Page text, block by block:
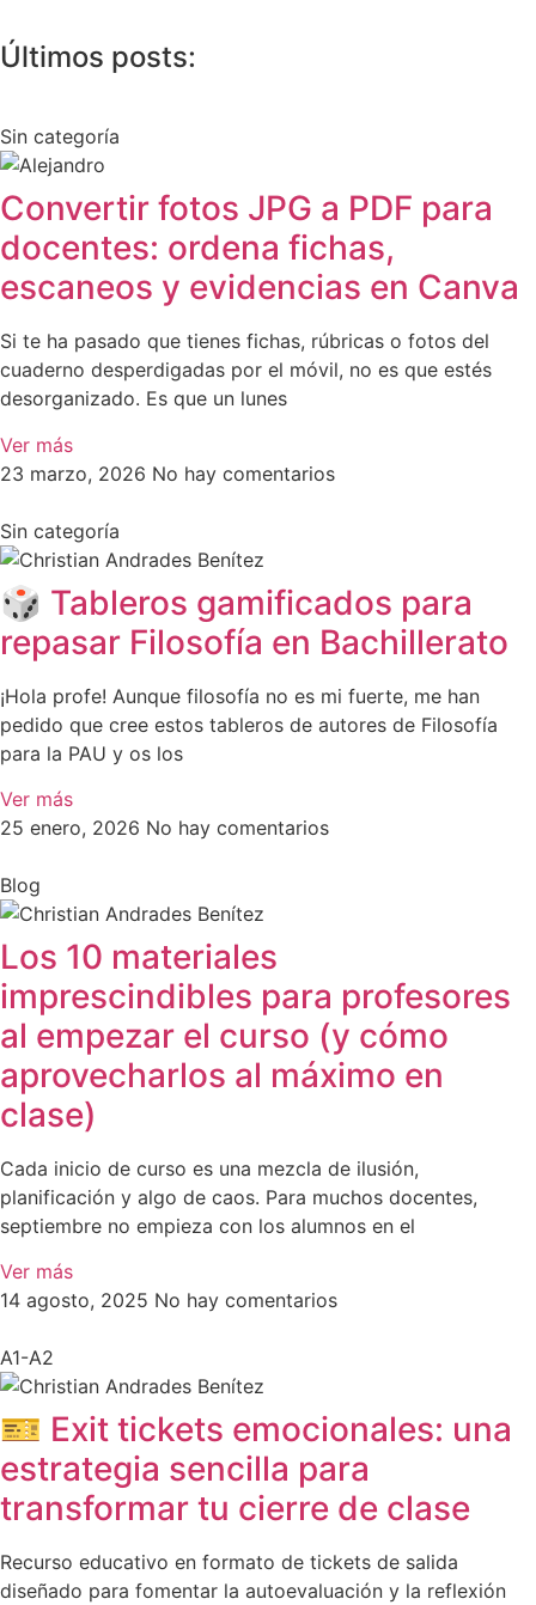
Últimos posts:
Sin categoría
Convertir fotos JPG a PDF para
docentes: ordena fichas,
escaneos y evidencias en Canva
Si te ha pasado que tienes fichas, rúbricas o fotos del
cuaderno desperdigadas por el móvil, no es que estés
desorganizado. Es que un lunes
Ver más
23 marzo, 2026 No hay comentarios
Sin categoría
🎲 Tableros gamificados para
repasar Filosofía en Bachillerato
¡Hola profe! Aunque filosofía no es mi fuerte, me han
pedido que cree estos tableros de autores de Filosofía
para la PAU y os los
Ver más
25 enero, 2026 No hay comentarios
Blog
Los 10 materiales
imprescindibles para profesores
al empezar el curso (y cómo
aprovecharlos al máximo en
clase)
Cada inicio de curso es una mezcla de ilusión,
planificación y algo de caos. Para muchos docentes,
septiembre no empieza con los alumnos en el
Ver más
14 agosto, 2025 No hay comentarios
A1-A2
🎫 Exit tickets emocionales: una
estrategia sencilla para
transformar tu cierre de clase
Recurso educativo en formato de tickets de salida
diseñado para fomentar la autoevaluación y la reflexión